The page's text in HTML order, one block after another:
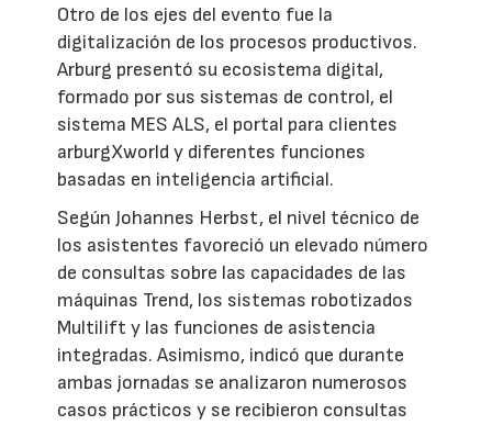
Otro de los ejes del evento fue la
digitalización de los procesos productivos.
Arburg presentó su ecosistema digital,
formado por sus sistemas de control, el
sistema MES ALS, el portal para clientes
arburgXworld y diferentes funciones
basadas en inteligencia artificial.
Según Johannes Herbst, el nivel técnico de
los asistentes favoreció un elevado número
de consultas sobre las capacidades de las
máquinas Trend, los sistemas robotizados
Multilift y las funciones de asistencia
integradas. Asimismo, indicó que durante
ambas jornadas se analizaron numerosos
casos prácticos y se recibieron consultas